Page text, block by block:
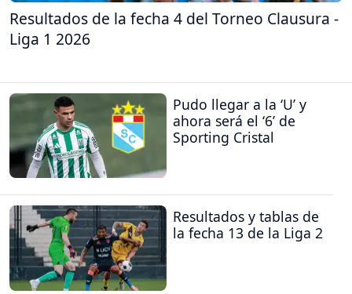
Resultados de la fecha 4 del Torneo Clausura -
Liga 1 2026
Pudo llegar a la ‘U’ y
ahora será el ‘6’ de
Sporting Cristal
Resultados y tablas de
la fecha 13 de la Liga 2